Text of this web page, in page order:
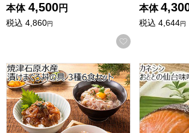
本体 4,500円
税込 4,860円
お気に入りに
本体
税込 4,644円
焼津石原水産 漬けまぐろ丼の具 3種6食
カネシン